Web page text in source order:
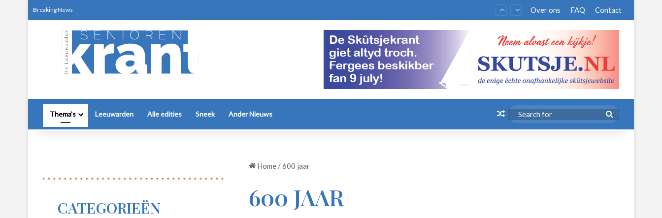
Breaking News Over ons FAQ Contact
Thema’s Leeuwarden Alle edities Sneek Ander Nieuws Random Article
for
Home /600 jaar
600 JAAR
CATEGORIEËN